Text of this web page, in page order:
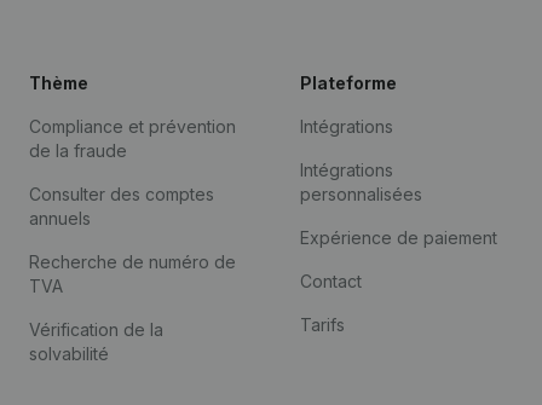
Thème
Compliance et prévention
de la fraude
Consulter des comptes
annuels
Recherche de numéro de
TVA
Vérification de la
solvabilité
Plateforme
Intégrations
Intégrations
personnalisées
Expérience de paiement
Contact
Tarifs